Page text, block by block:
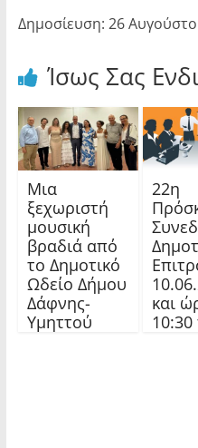
Δημοσίευση: 26
Ίσως Σας
Μια
ξεχωριστή
μουσική
βραδιά από
το Δημοτικό
Ωδείο Δήμου
Δάφνης-
Υμηττού
22η
και